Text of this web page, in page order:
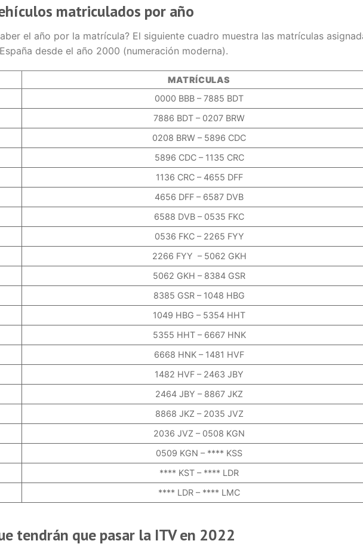
matriculados por año
el año por la matrícula? El siguiente cuadro muestra las matrículas
desde el año 2000 (numeración moderna).
MATRÍCULAS
0000 BBB – 7885 BDT
7886 BDT – 0207 BRW
0208 BRW – 5896 CDC
5896 CDC – 1135 CRC
1136 CRC – 4655 DFF
4656 DFF – 6587 DVB
6588 DVB – 0535 FKC
0536 FKC – 2265 FYY
2266 FYY – 5062 GKH
5062 GKH – 8384 GSR
8385 GSR – 1048 HBG
1049 HBG – 5354 HHT
5355 HHT – 6667 HNK
6668 HNK – 1481 HVF
1482 HVF – 2463 JBY
2464 JBY – 8867 JKZ
8868 JKZ – 2035 JVZ
2036 JVZ – 0508 KGN
0509 KGN – **** KSS
**** KST – **** LDR
**** LDR – **** LMC
tendrán que pasar la ITV en 2022